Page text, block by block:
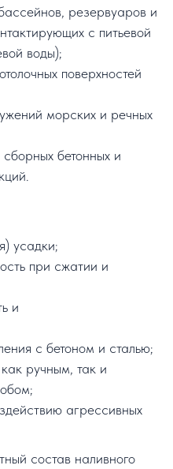
резервуаров и
с питьевой
воды);
поверхностей
морских и речных
бетонных и
усадки;
при сжатии и
и
с бетоном и сталью;
ручным, так и
агрессивных
состав наливного